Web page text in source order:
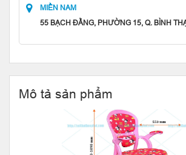
MIỀN NAM
55 BẠCH ĐẰNG, PHƯỜNG 15, Q. BÌNH
Mô tả sản phẩm